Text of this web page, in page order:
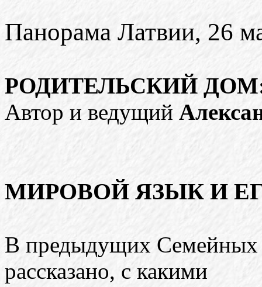
Панорама Латвии, 26
РОДИТЕЛЬСКИЙ
Автор и ведущий
МИРОВОЙ ЯЗЫК И
В предыдущих Семейных
рассказано, с какими